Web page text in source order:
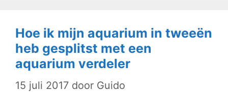
Hoe ik mijn aquarium in tweeën
heb gesplitst met een
aquarium verdeler
15 juli 2017 door Guido